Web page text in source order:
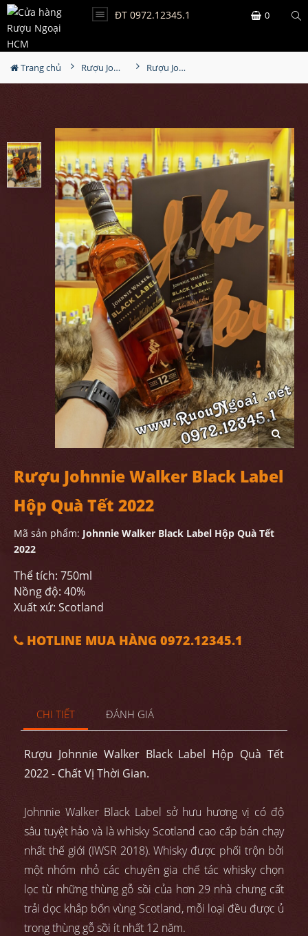
ĐT 0972.12345.1 0
Trang chủ Rượu Johnnie walker Rượu Johnnie Walker Black Label Hộp Quà Tết 2022
Rượu Johnnie Walker Black Label
Hộp Quà Tết 2022
Mã sản phẩm: Johnnie Walker Black Label Hộp Quà Tết
2022
Thể tích: 750ml
Nồng độ: 40%
Xuất xứ: Scotland
HOTLINE MUA HÀNG 0972.12345.1
CHI TIẾT ĐÁNH GIÁ
Rượu Johnnie Walker Black Label Hộp Quà Tết
2022 - Chất Vị Thời Gian.
Johnnie Walker Black Label sở hưu hương vị có độ
sâu tuyệt hảo và là whisky Scotland cao cấp bán chạy
nhất thế giới (IWSR 2018). Whisky được phối trộn bởi
một nhóm nhỏ các chuyên gia chế tác whisky chọn
lọc từ những thùng gỗ sồi của hơn 29 nhà chưng cất
trải dọc khắp bốn vùng Scotland, mỗi loại đều được ủ
trong thùng gỗ sồi ít nhất 12 năm.